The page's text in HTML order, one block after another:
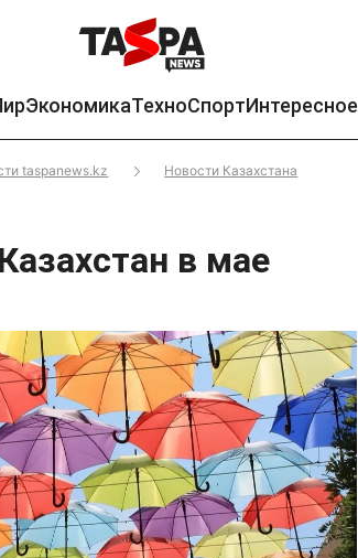
ЭкономикаТехноСпортИнтересное
taspanews.kz Новости Казахстана
в мае